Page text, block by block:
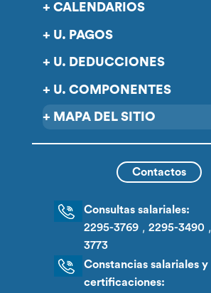
CALENDARIOS
U. PAGOS
U. DEDUCCIONES
U. COMPONENTES
MAPA DEL SITIO
Contactos
Consultas salariales:
2295-3769, 2295-3490,
3773
Constancias salariales y
certificaciones: